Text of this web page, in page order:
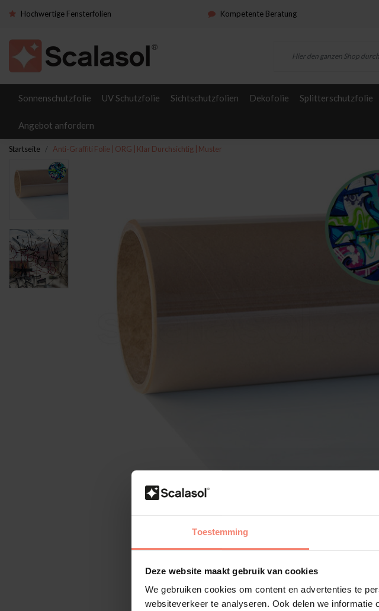
Toestemming
Deze website maakt gebruik van cookies
We gebruiken cookies om content en advertenties te
websiteverkeer te analyseren. Ook delen we
Hochwertige Fensterfolien Kompetente Beratung
Sonnenschutzfolie UV Schutzfolie Sichtschutzfolien Dekofolie Splitterschutzfolie
Angebot anfordern
Startseite Anti-Graffiti Folie | ORG | Klar Durchsichtig | Muster